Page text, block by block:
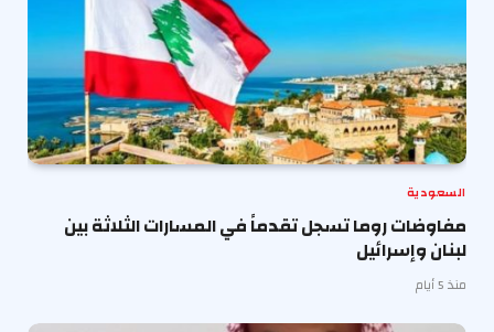
السعودية
مفاوضات روما تسجل تقدماً في المسارات الثلاثة بين
لبنان وإسرائيل
منذ 5 أيام